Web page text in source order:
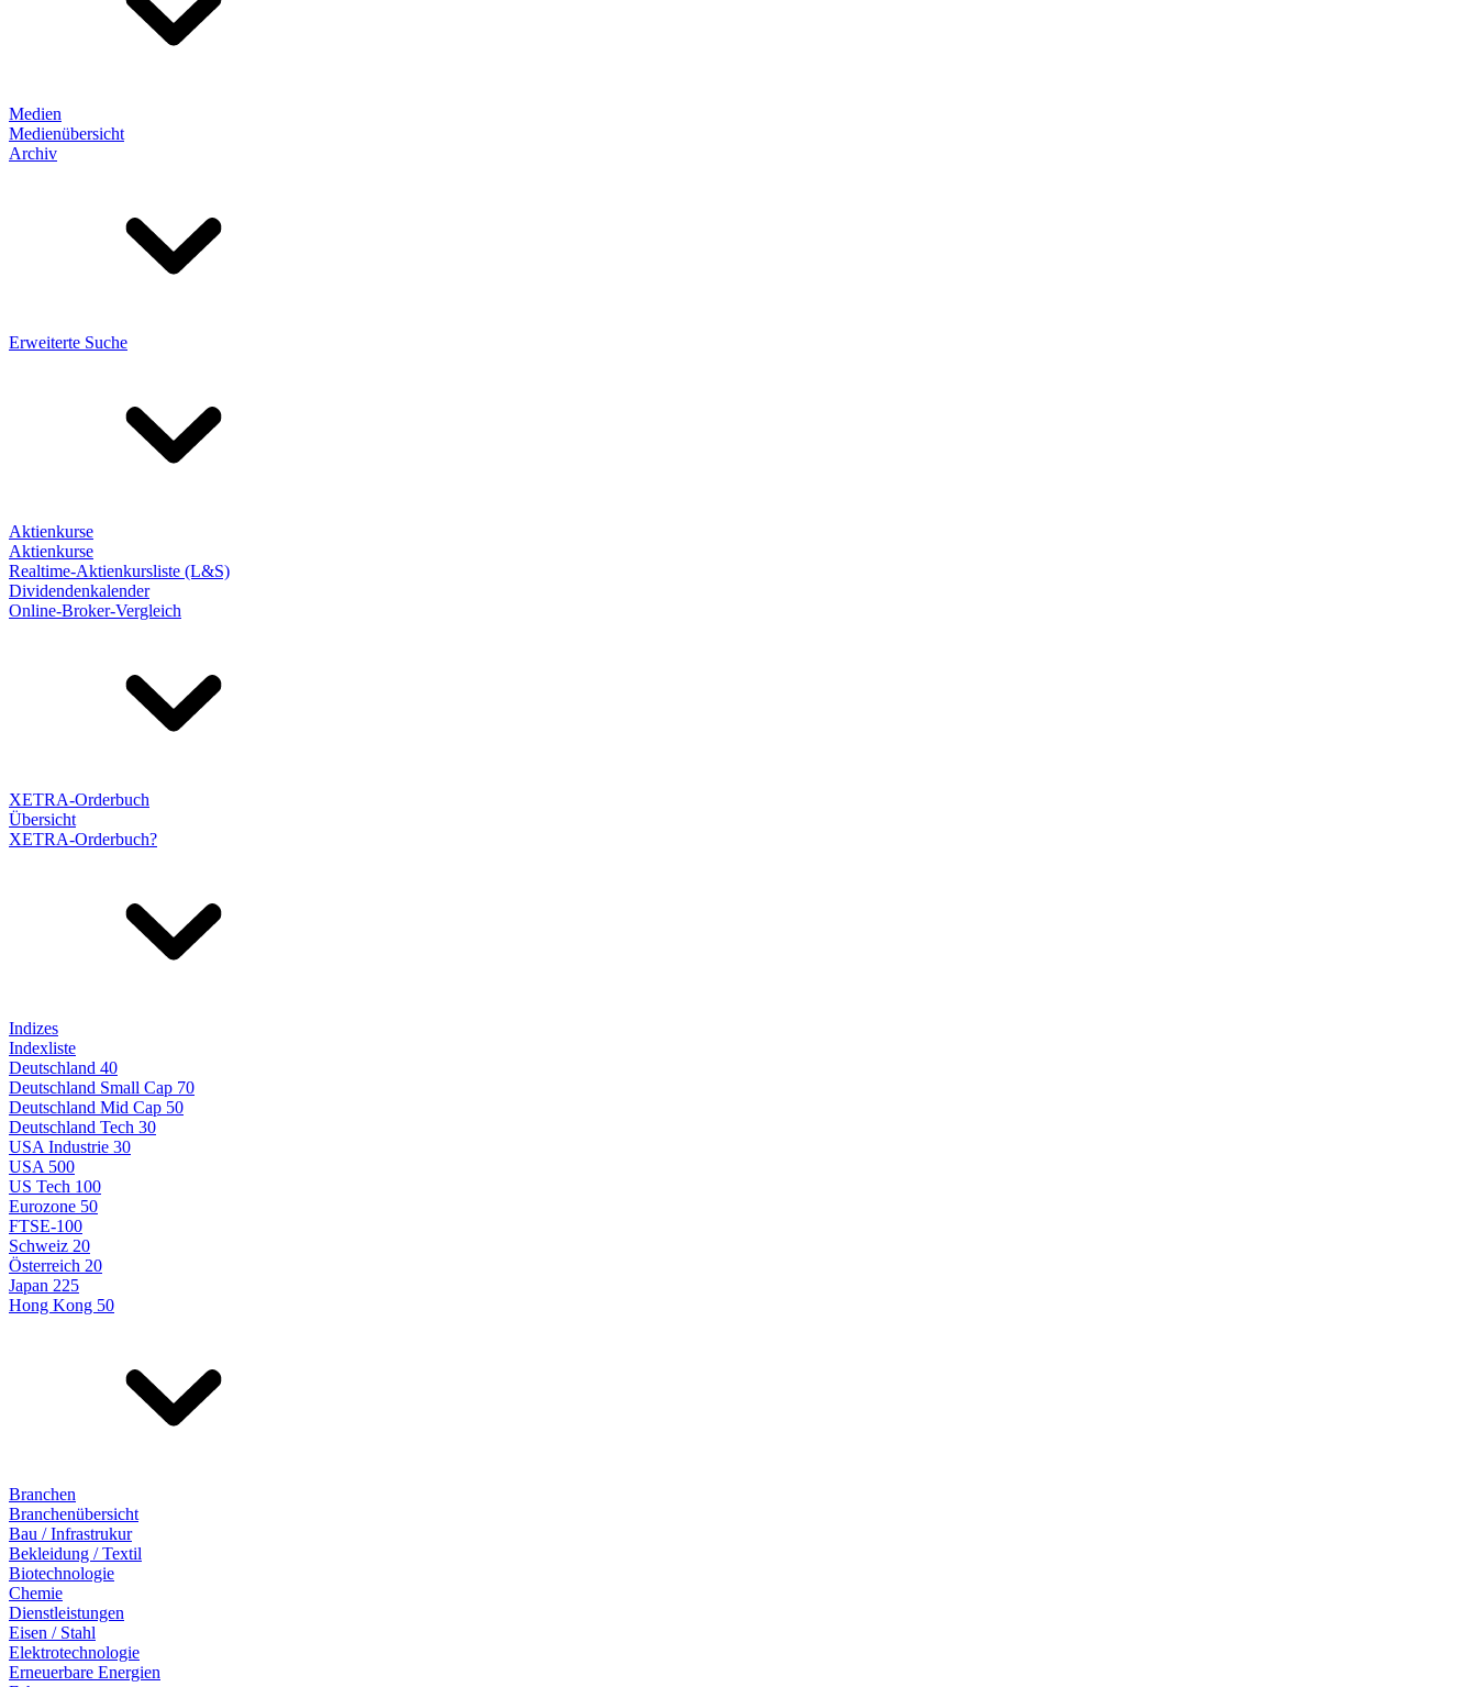
Medien
Medienübersicht
Archiv
Erweiterte Suche
Aktienkurse
Aktienkurse
Realtime-Aktienkursliste (L&S)
Dividendenkalender
Online-Broker-Vergleich
XETRA-Orderbuch
Übersicht
XETRA-Orderbuch?
Indizes
Indexliste
Deutschland 40
Deutschland Small Cap 70
Deutschland Mid Cap 50
Deutschland Tech 30
USA Industrie 30
USA 500
US Tech 100
Eurozone 50
FTSE-100
Schweiz 20
Österreich 20
Japan 225
Hong Kong 50
Branchen
Branchenübersicht
Bau / Infrastrukur
Bekleidung / Textil
Biotechnologie
Chemie
Dienstleistungen
Eisen / Stahl
Elektrotechnologie
Erneuerbare Energien